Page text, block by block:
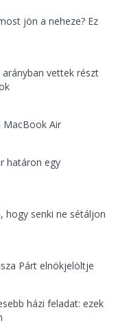
jön a neheze? Ez
vettek részt
MacBook Air
határon egy
hogy senki ne sétáljon
Párt elnökjelöltje
házi feladat: ezek